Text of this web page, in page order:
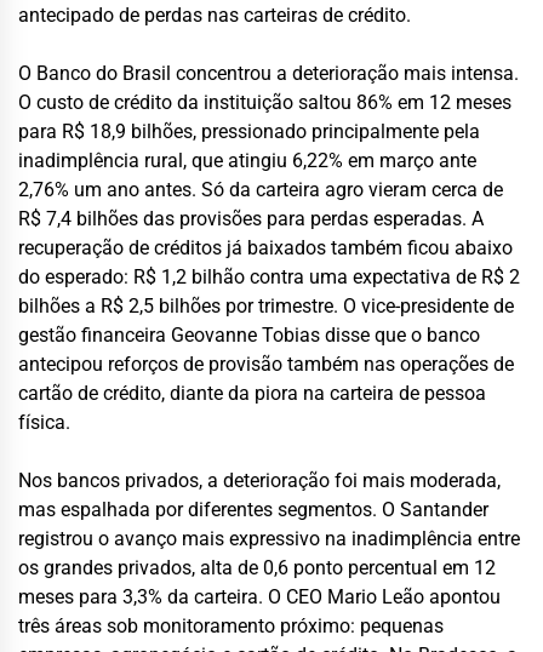
antecipado de perdas nas carteiras de crédito.
O Banco do Brasil concentrou a deterioração mais intensa.
O custo de crédito da instituição saltou 86% em 12 meses
para R$ 18,9 bilhões, pressionado principalmente pela
inadimplência rural, que atingiu 6,22% em março ante
2,76% um ano antes. Só da carteira agro vieram cerca de
R$ 7,4 bilhões das provisões para perdas esperadas. A
recuperação de créditos já baixados também ficou abaixo
do esperado: R$ 1,2 bilhão contra uma expectativa de R$ 2
bilhões a R$ 2,5 bilhões por trimestre. O vice-presidente de
gestão financeira Geovanne Tobias disse que o banco
antecipou reforços de provisão também nas operações de
cartão de crédito, diante da piora na carteira de pessoa
física.
Nos bancos privados, a deterioração foi mais moderada,
mas espalhada por diferentes segmentos. O Santander
registrou o avanço mais expressivo na inadimplência entre
os grandes privados, alta de 0,6 ponto percentual em 12
meses para 3,3% da carteira. O CEO Mario Leão apontou
três áreas sob monitoramento próximo: pequenas